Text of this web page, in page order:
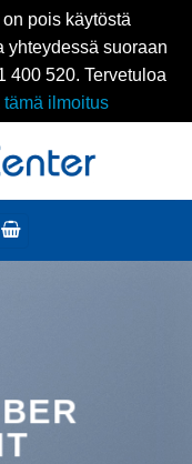
pois käytöstä
yhteydessä suoraan
400 520. Tervetuloa
tämä ilmoitus